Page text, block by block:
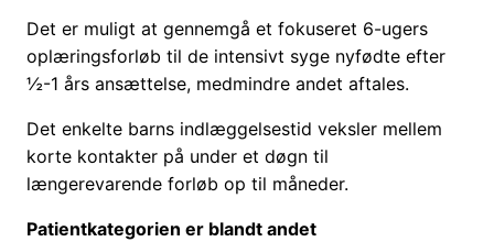
Det er muligt at gennemgå et fokuseret 6-ugers
oplæringsforløb til de intensivt syge nyfødte efter
½-1 års ansættelse, medmindre andet aftales.
Det enkelte barns indlæggelsestid veksler mellem
korte kontakter på under et døgn til
længerevarende forløb op til måneder.
Patientkategorien er blandt andet